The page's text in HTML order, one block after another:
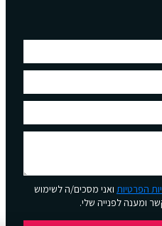
הפרטיות ואני מסכים/ה לשימוש
ומענה לפנייה שלי.